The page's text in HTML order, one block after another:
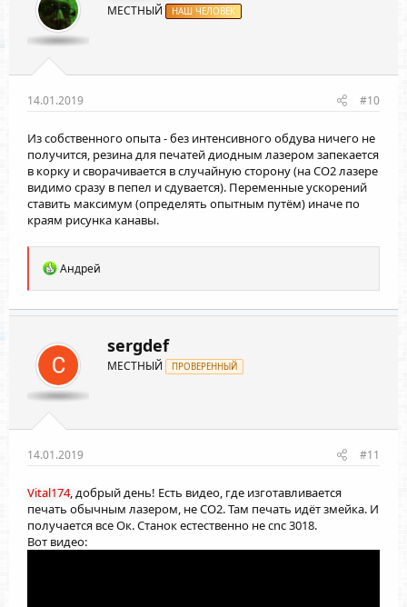
МЕСТНЫЙ НАШ ЧЕЛОВЕК
14.01.2019 #10
Из собственного опыта - без интенсивного обдува ничего не
получится, резина для печатей диодным лазером запекается
в корку и сворачивается в случайную сторону (на СО2 лазере
видимо сразу в пепел и сдувается). Переменные ускорений
ставить максимум (определять опытным путём) иначе по
краям рисунка канавы.
Р
а
к
и
и
:
Андрей
sergdef
МЕСТНЫЙ ПРОВЕРЕННЫЙ
14.01.2019 #11
Vital174, добрый день! Есть видео, где изготавливается
печать обычным лазером, не СО2. Там печать идёт змейка. И
получается все Ок. Станок естественно не cnc 3018.
Вот видео: